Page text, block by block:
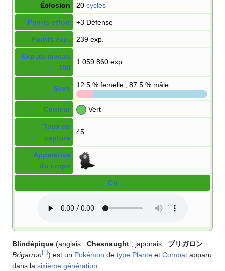
Éclosion 20 cycles
Points effort +3 Défense
Points exp. 239 exp.
Exp au niveau
100
1 059 860 exp.
Sexe 12.5 % femelle ; 87.5 % mâle
Couleur Vert
Taux de
capture
45
Apparence
du corps
Cri
Blindépique (anglais : Chesnaught ; japonais : ブリガロン
Brigarron [1 ]) est un Pokémon de type Plante et Combat apparu
dans la sixième génération